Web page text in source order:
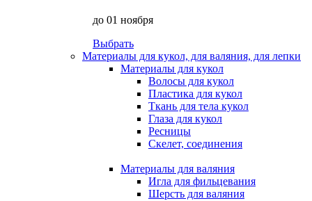
до 01 ноября
Выбрать
Материалы для кукол, для валяния, для лепки
Материалы для кукол
Волосы для кукол
Пластика для кукол
Ткань для тела кукол
Глаза для кукол
Ресницы
Скелет, соединения
Материалы для валяния
Игла для фильцевания
Шерсть для валяния